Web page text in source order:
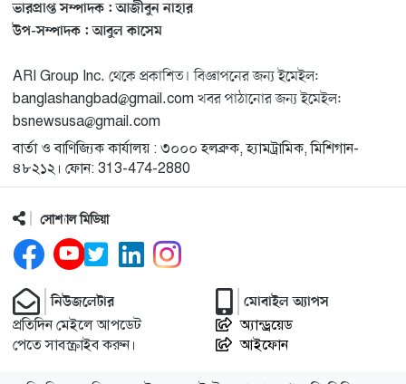
যুক্তরাষ্ট্রকে ছাড়ে বাধ্য করতে কোন কৌশলে ওয়াশিংটনের ওপর
১৩
ট্রাম্প অর্গানাইজেশনের হিসাব বন্ধের কারণ জানাল ক্যাপিটাল
ওয়ান
১৪
মুক্তিযোদ্ধাদের তালিকা তৈরিতে সহযোগিতায় আগ্রহী যুক্তরাষ্ট্র
১৫
নিউইয়র্কে বড়লেখাবাসীর মিলনমেলা বড়লেখা সামাজিক ও
সাংস্কৃতিক সমিতির বার্ষিক বনভোজন
১৬
ওয়াশিংটন ডিসিতে ছাড়া হচ্ছে ৬ লাখ মশা
১৭
ভারপ্রাপ্ত সম্পাদক : আজীবুন নাহার
উপ-সম্পাদক : আবুল কাসেম
ARI Group Inc. থেকে প্রকাশিত। বিজ্ঞাপনের জন্য ইমেইল:
banglashangbad@gmail.com খবর পাঠানোর জন্য ইমেইল:
bsnewsusa@gmail.com
বার্তা ও বাণিজ্যিক কার্যালয় : ৩০০০ হলব্রুক, হ্যামট্রামিক, মিশিগান-
৪৮২১২। ফোন: 313-474-2880
সোশ্যাল মিডিয়া
নিউজলেটার
প্রতিদিন মেইলে আপডেট
পেতে সাবস্ক্রাইব করুন।
মোবাইল অ্যাপস
অ্যান্ড্রয়েড
আইফোন